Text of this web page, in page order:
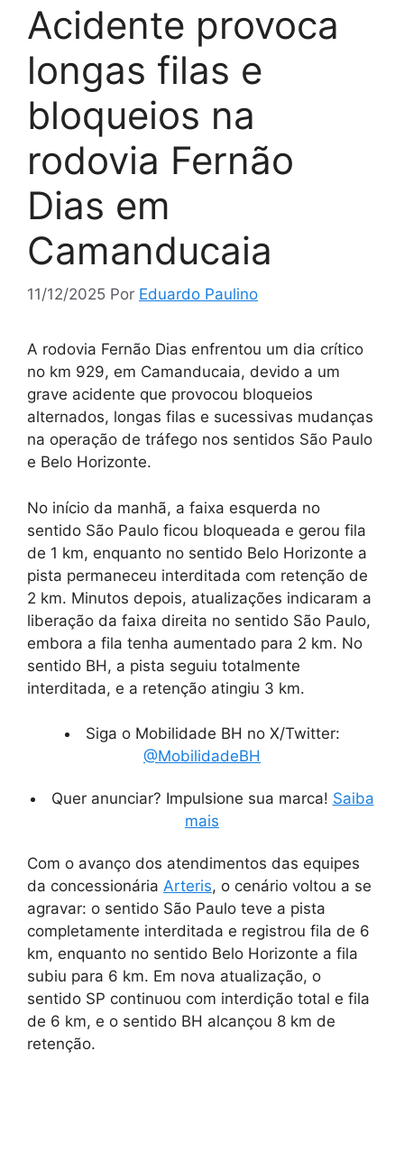
Acidente provoca
longas filas e
bloqueios na
rodovia Fernão
Dias em
Camanducaia
11/12/2025 Por Eduardo Paulino
A rodovia Fernão Dias enfrentou um dia crítico
no km 929, em Camanducaia, devido a um
grave acidente que provocou bloqueios
alternados, longas filas e sucessivas mudanças
na operação de tráfego nos sentidos São Paulo
e Belo Horizonte.
No início da manhã, a faixa esquerda no
sentido São Paulo ficou bloqueada e gerou fila
de 1 km, enquanto no sentido Belo Horizonte a
pista permaneceu interditada com retenção de
2 km. Minutos depois, atualizações indicaram a
liberação da faixa direita no sentido São Paulo,
embora a fila tenha aumentado para 2 km. No
sentido BH, a pista seguiu totalmente
interditada, e a retenção atingiu 3 km.
Siga o Mobilidade BH no X/Twitter:
@MobilidadeBH
Quer anunciar? Impulsione sua marca! Saiba
mais
Com o avanço dos atendimentos das equipes
da concessionária Arteris, o cenário voltou a se
agravar: o sentido São Paulo teve a pista
completamente interditada e registrou fila de 6
km, enquanto no sentido Belo Horizonte a fila
subiu para 6 km. Em nova atualização, o
sentido SP continuou com interdição total e fila
de 6 km, e o sentido BH alcançou 8 km de
retenção.